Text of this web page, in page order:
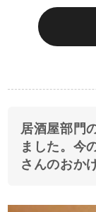
居酒屋部門
ました。今
さんのおか